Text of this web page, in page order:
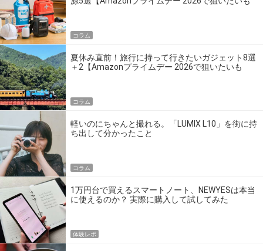
コラム
夏休み直前！旅行に持って行きたいガジェット8選
＋2【Amazonプライムデー 2026で狙いたいも
コラム
軽いのにちゃんと撮れる。「LUMIX L10」を街に持
ち出して分かったこと
コラム
1万円台で買えるスマートノート、NEWYESは本当
に使えるのか？ 実際に購入して試してみた
体験レポ